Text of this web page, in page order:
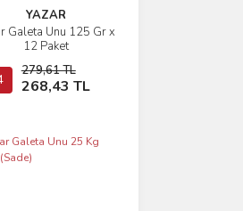
YAZAR
Galeta Unu 125 Gr x
12 Paket
279,61 TL
268,43 TL
İncele
Sepete Ekle